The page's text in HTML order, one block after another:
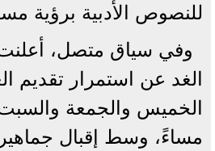
للنصوص الأدبية برؤية
وفي سياق متصل،
الغد عن استمرار تقديم
الخميس والجمعة والسبت
مساءً، وسط إقبال